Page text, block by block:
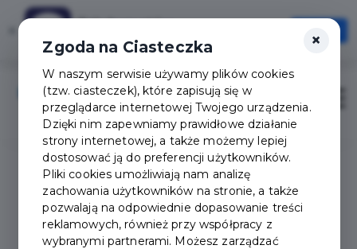
Szybciej, wygodniej, zawsze pod ręką
Otwórz
Zaloguj
×
Zgoda na Ciasteczka
W naszym serwisie używamy plików cookies
(tzw. ciasteczek), które zapisują się w
przeglądarce internetowej Twojego urządzenia.
Dzięki nim zapewniamy prawidłowe działanie
strony internetowej, a także możemy lepiej
dostosować ją do preferencji użytkowników.
Pliki cookies umożliwiają nam analizę
zachowania użytkowników na stronie, a także
pozwalają na odpowiednie dopasowanie treści
reklamowych, również przy współpracy z
wybranymi partnerami. Możesz zarządzać